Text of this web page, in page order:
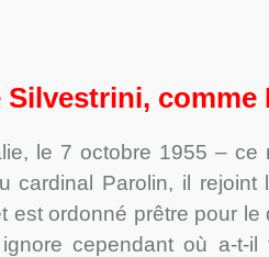
Silvestrini, comme
le 7 octobre 1955 – ce
cardinal Parolin, il rejoint
est ordonné prêtre pour
cependant où a-t-il